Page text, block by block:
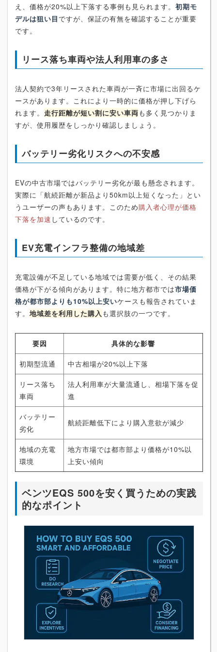
え、価格が20%以上下落する事例も見られます。 初期モ
デルは狙い目 ですが、保証の有無を確認することが重要
です。
リース落ち車両や法人利用車の多さ
法人契約で3年リースされた車両が一斉に市場に出回るケ
ースがあります。これにより一時的に価格が押し下げら
れます。 走行距離が短い割に安い車両も多く見つかりま
すが、使用履歴をしっかり確認しましょう。
バッテリー劣化リスクへの不安感
EVの中古市場ではバッテリー劣化が最も懸念されます。
実際に「航続距離が新品より50km以上短くなった」とい
うユーザーの声もあります。このため購入者心理が価格
下落を加速 しているのです。
EV充電インフラ整備の地域差
充電設備が不足している地域では需要が低く、その結果
価格が下がる傾向があります。特に地方都市では市場価
格が都市部よりも10%以上安いケースも報告されていま
す。 地域差を利用した購入 も選択肢の一つです。
要因 具体的な影響
初期型流通 中古相場が20%以上下落
リース落ち
車両
法人利用車が大量流通し、相場下落を促
進
バッテリー
劣化
航続距離低下により購入意欲が減少
地域の充電
環境
地方市場では都市部より価格が10%以
上安い傾向
ベンツEQS 500を安く買うための実践
的なポイント